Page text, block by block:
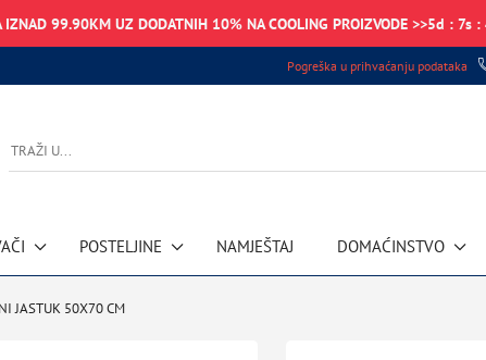
IZNAD 99.90KM UZ DODATNIH 10% NA COOLING PROIZVODE >>5d : 7s :
Pogreška u prihvaćanju podataka
POSTELJINE NAMJEŠTAJ DOMAĆINSTVO
JASTUK 50X70 CM